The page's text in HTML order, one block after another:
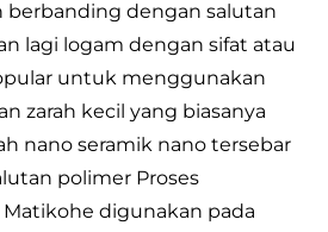
berbanding dengan salutan
lagi logam dengan sifat atau
untuk menggunakan
zarah kecil yang biasanya
nano seramik nano tersebar
polimer Proses
digunakan pada